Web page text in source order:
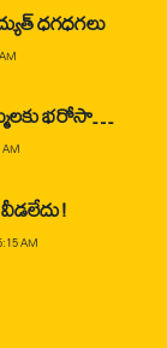
ధగధగలు
భరోసా…
వీడలేదు!
AM